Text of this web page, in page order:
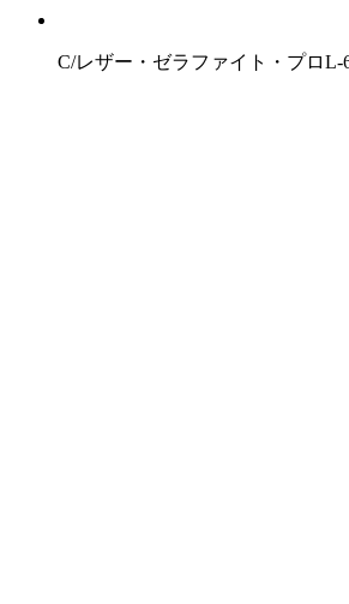
C/レザー・ゼラファイト・プロL-